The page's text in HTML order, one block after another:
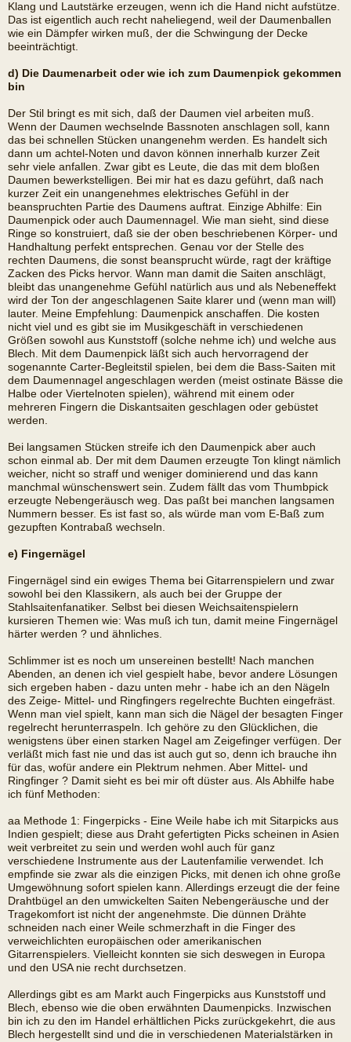
Klang und Lautstärke erzeugen, wenn ich die Hand nicht aufstütze.
Das ist eigentlich auch recht naheliegend, weil der Daumenballen
wie ein Dämpfer wirken muß, der die Schwingung der Decke
beeinträchtigt.
d) Die Daumenarbeit oder wie ich zum Daumenpick gekommen
bin
Der Stil bringt es mit sich, daß der Daumen viel arbeiten muß.
Wenn der Daumen wechselnde Bassnoten anschlagen soll, kann
das bei schnellen Stücken unangenehm werden. Es handelt sich
dann um achtel-Noten und davon können innerhalb kurzer Zeit
sehr viele anfallen. Zwar gibt es Leute, die das mit dem bloßen
Daumen bewerkstelligen. Bei mir hat es dazu geführt, daß nach
kurzer Zeit ein unangenehmes elektrisches Gefühl in der
beanspruchten Partie des Daumens auftrat. Einzige Abhilfe: Ein
Daumenpick oder auch Daumennagel. Wie man sieht, sind diese
Ringe so konstruiert, daß sie der oben beschriebenen Körper- und
Handhaltung perfekt entsprechen. Genau vor der Stelle des
rechten Daumens, die sonst beansprucht würde, ragt der kräftige
Zacken des Picks hervor. Wann man damit die Saiten anschlägt,
bleibt das unangenehme Gefühl natürlich aus und als Nebeneffekt
wird der Ton der angeschlagenen Saite klarer und (wenn man will)
lauter. Meine Empfehlung: Daumenpick anschaffen. Die kosten
nicht viel und es gibt sie im Musikgeschäft in verschiedenen
Größen sowohl aus Kunststoff (solche nehme ich) und welche aus
Blech. Mit dem Daumenpick läßt sich auch hervorragend der
sogenannte Carter-Begleitstil spielen, bei dem die Bass-Saiten mit
dem Daumennagel angeschlagen werden (meist ostinate Bässe die
Halbe oder Viertelnoten spielen), während mit einem oder
mehreren Fingern die Diskantsaiten geschlagen oder gebüstet
werden.
Bei langsamen Stücken streife ich den Daumenpick aber auch
schon einmal ab. Der mit dem Daumen erzeugte Ton klingt nämlich
weicher, nicht so straff und weniger dominierend und das kann
manchmal wünschenswert sein. Zudem fällt das vom Thumbpick
erzeugte Nebengeräusch weg. Das paßt bei manchen langsamen
Nummern besser. Es ist fast so, als würde man vom E-Baß zum
gezupften Kontrabaß wechseln.
e) Fingernägel
Fingernägel sind ein ewiges Thema bei Gitarrenspielern und zwar
sowohl bei den Klassikern, als auch bei der Gruppe der
Stahlsaitenfanatiker. Selbst bei diesen Weichsaitenspielern
kursieren Themen wie: Was muß ich tun, damit meine Fingernägel
härter werden ? und ähnliches.
Schlimmer ist es noch um unsereinen bestellt! Nach manchen
Abenden, an denen ich viel gespielt habe, bevor andere Lösungen
sich ergeben haben - dazu unten mehr - habe ich an den Nägeln
des Zeige- Mittel- und Ringfingers regelrechte Buchten eingefräst.
Wenn man viel spielt, kann man sich die Nägel der besagten Finger
regelrecht herunterraspeln. Ich gehöre zu den Glücklichen, die
wenigstens über einen starken Nagel am Zeigefinger verfügen. Der
verläßt mich fast nie und das ist auch gut so, denn ich brauche ihn
für das, wofür andere ein Plektrum nehmen. Aber Mittel- und
Ringfinger ? Damit sieht es bei mir oft düster aus. Als Abhilfe habe
ich fünf Methoden:
aa Methode 1: Fingerpicks - Eine Weile habe ich mit Sitarpicks aus
Indien gespielt; diese aus Draht gefertigten Picks scheinen in Asien
weit verbreitet zu sein und werden wohl auch für ganz
verschiedene Instrumente aus der Lautenfamilie verwendet. Ich
empfinde sie zwar als die einzigen Picks, mit denen ich ohne große
Umgewöhnung sofort spielen kann. Allerdings erzeugt die der feine
Drahtbügel an den umwickelten Saiten Nebengeräusche und der
Tragekomfort ist nicht der angenehmste. Die dünnen Drähte
schneiden nach einer Weile schmerzhaft in die Finger des
verweichlichten europäischen oder amerikanischen
Gitarrenspielers. Vielleicht konnten sie sich deswegen in Europa
und den USA nie recht durchsetzen.
Allerdings gibt es am Markt auch Fingerpicks aus Kunststoff und
Blech, ebenso wie die oben erwähnten Daumenpicks. Inzwischen
bin ich zu den im Handel erhältlichen Picks zurückgekehrt, die aus
Blech hergestellt sind und die in verschiedenen Materialstärken in